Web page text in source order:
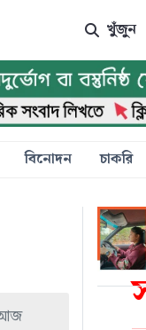
খুঁজুন
বিনোদন চাকরি
আজ